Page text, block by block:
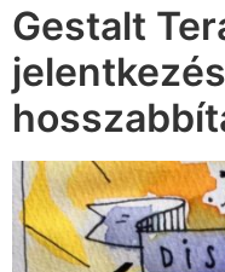
Gestalt